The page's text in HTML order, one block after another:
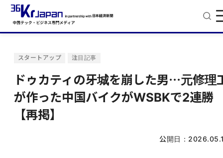
スタートアップ 注目記事
ドゥカティの牙城を崩した男⋯元修理
が作った中国バイクがWSBKで2連勝
【再掲】
公開日：